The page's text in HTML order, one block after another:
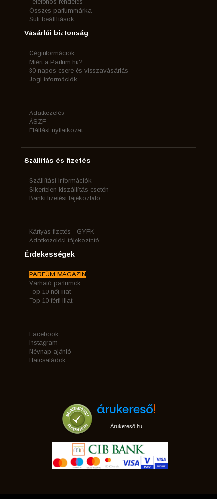
Telefonos rendelés
Összes parfummárka
Süti beállítások
Vásárlói biztonság
Céginformációk
Miért a Parfum.hu?
30 napos csere és visszavásárlás
Jogi információk
Adatkezelés
ÁSZF
Elállási nyilatkozat
Szállítás és fizetés
Szállítási információk
Sikertelen kiszállítás esetén
Banki fizetési tájékoztató
Kártyás fizetés - GYFK
Adatkezelési tájékoztató
Érdekességek
PARFÜM MAGAZIN
Várható parfümök
Top 10 női illat
Top 10 férfi illat
Facebook
Instagram
Névnap ajánló
Illatcsaládok
Árukereső.hu